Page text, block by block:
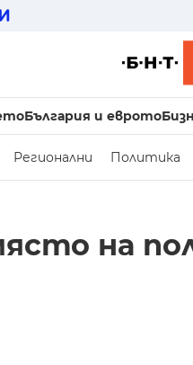
България и еврото
Регионални Политика
на